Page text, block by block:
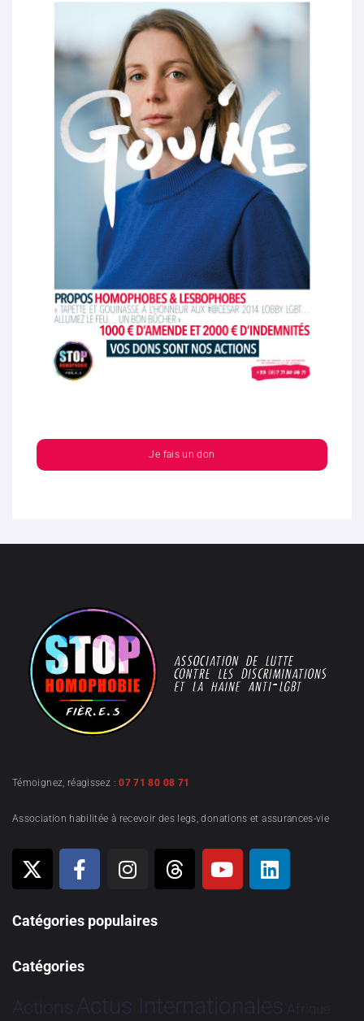
Je fais un don
Témoignez, réagissez :07 71 80 08 71
Association habilitée à recevoir des legs, donations et assurances-vie
Catégories populaires
Catégories
Actions Actus Internationales Afrique